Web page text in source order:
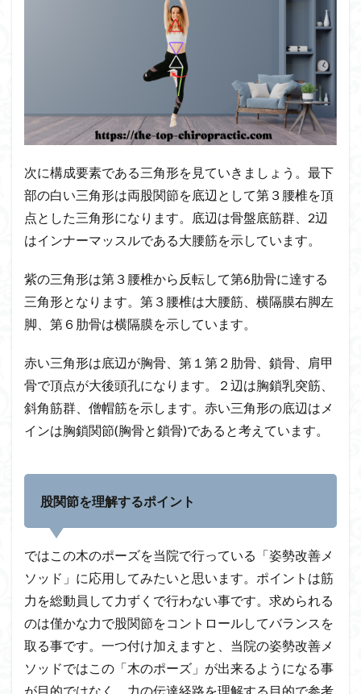
次に構成要素である三角形を見ていきましょう。最下
部の白い三角形は両股関節を底辺として第３腰椎を頂
点とした三角形になります。底辺は骨盤底筋群、2辺
はインナーマッスルである大腰筋を示しています。
紫の三角形は第３腰椎から反転して第6肋骨に達する
三角形となります。第３腰椎は大腰筋、横隔膜右脚左
脚、第６肋骨は横隔膜を示しています。
赤い三角形は底辺が胸骨、第１第２肋骨、鎖骨、肩甲
骨で頂点が大後頭孔になります。２辺は胸鎖乳突筋、
斜角筋群、僧帽筋を示します。赤い三角形の底辺はメ
インは胸鎖関節(胸骨と鎖骨)であると考えています。
股関節を理解するポイント
ではこの木のポーズを当院で行っている「姿勢改善メ
ソッド」に応用してみたいと思います。ポイントは筋
力を総動員して力ずくで行わない事です。求められる
のは僅かな力で股関節をコントロールしてバランスを
取る事です。一つ付け加えますと、当院の姿勢改善メ
ソッドではこの「木のポーズ」が出来るようになる事
が目的ではなく、力の伝達経路を理解する目的で参考